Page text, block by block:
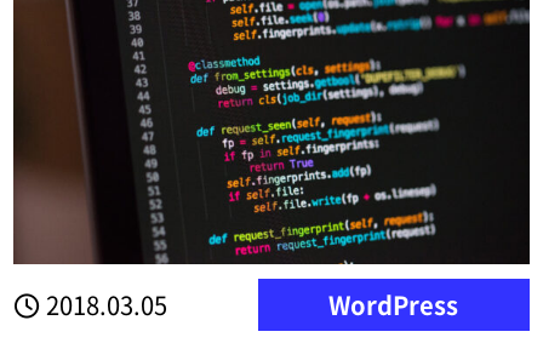
2018.03.05 WordPress